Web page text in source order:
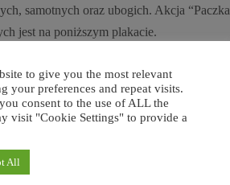
samotnych oraz ubogich. Akcja “Paczka
jest na poniższym plakacie.
Projekt: “Wszyscy Polacy Jedna Rodzina”
to give you the most relevant
your preferences and repeat visits.
consent to the use of ALL the
visit "Cookie Settings" to provide a
All